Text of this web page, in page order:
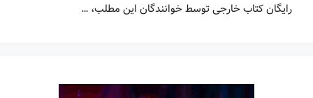
رایگان کتاب خارجی توسط خوانندگان این مطلب، …